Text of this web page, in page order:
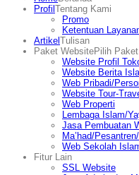
Profil Tentang Kami
Promo
Ketentuan
Artikel Tulisan
Paket WebsitePilih Paket
Website Profil
Website Berita
Web Pribadi/
Website Tour-
Web Properti
Lembaga Islam/
Jasa Pembuatan
Ma’had/
Web Sekolah
Fitur Lain
SSL Website